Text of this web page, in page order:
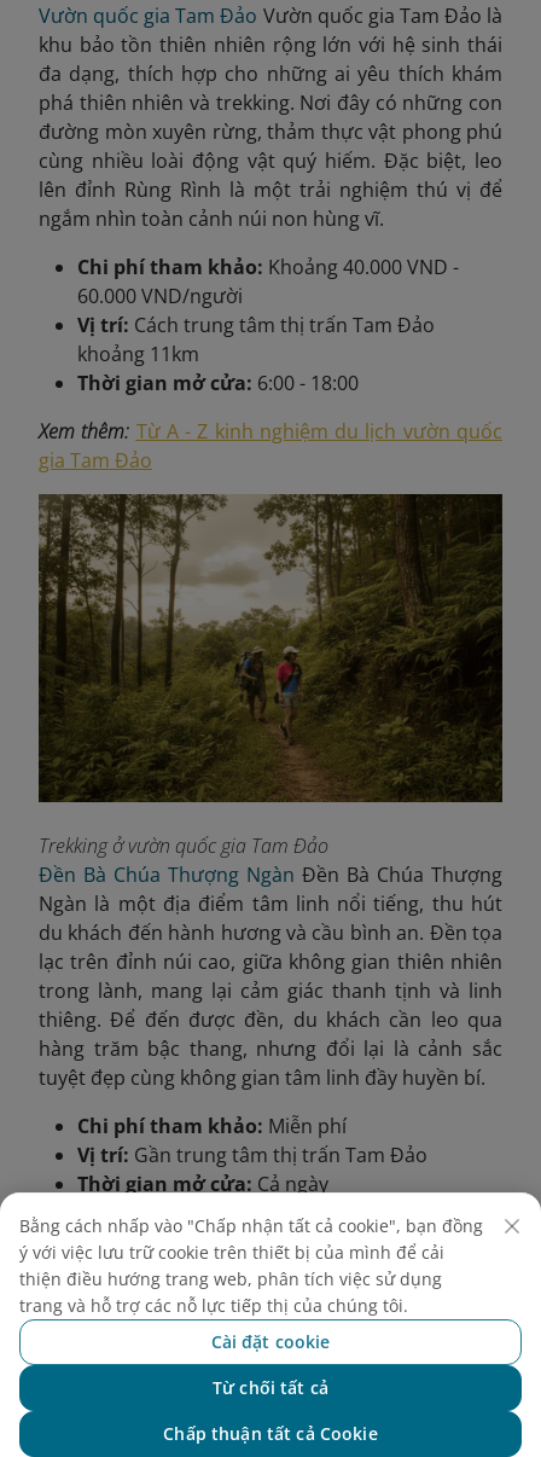
Vườn quốc gia Tam Đảo Vườn quốc gia Tam Đảo là
khu bảo tồn thiên nhiên rộng lớn với hệ sinh thái
đa dạng, thích hợp cho những ai yêu thích khám
phá thiên nhiên và trekking. Nơi đây có những con
đường mòn xuyên rừng, thảm thực vật phong phú
cùng nhiều loài động vật quý hiếm. Đặc biệt, leo
lên đỉnh Rùng Rình là một trải nghiệm thú vị để
ngắm nhìn toàn cảnh núi non hùng vĩ.
Chi phí tham khảo: Khoảng 40.000 VND -
60.000 VND/người
Vị trí: Cách trung tâm thị trấn Tam Đảo
khoảng 11km
Thời gian mở cửa: 6:00 - 18:00
Xem thêm: Từ A - Z kinh nghiệm du lịch vườn quốc
gia Tam Đảo
Trekking ở vườn quốc gia Tam Đảo
Đền Bà Chúa Thượng Ngàn Đền Bà Chúa Thượng
Ngàn là một địa điểm tâm linh nổi tiếng, thu hút
du khách đến hành hương và cầu bình an. Đền tọa
lạc trên đỉnh núi cao, giữa không gian thiên nhiên
trong lành, mang lại cảm giác thanh tịnh và linh
thiêng. Để đến được đền, du khách cần leo qua
hàng trăm bậc thang, nhưng đổi lại là cảnh sắc
tuyệt đẹp cùng không gian tâm linh đầy huyền bí.
Chi phí tham khảo: Miễn phí
Vị trí: Gần trung tâm thị trấn Tam Đảo
Thời gian mở cửa: Cả ngày
Bằng cách nhấp vào "Chấp nhận tất cả cookie", bạn đồng
ý với việc lưu trữ cookie trên thiết bị của mình để cải
thiện điều hướng trang web, phân tích việc sử dụng
trang và hỗ trợ các nỗ lực tiếp thị của chúng tôi.
Cài đặt cookie
Từ chối tất cả
Chấp thuận tất cả Cookie